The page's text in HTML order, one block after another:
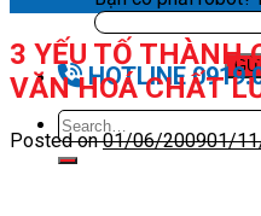
HOTLINE
3 YẾU TỐ THÀNH
VĂN HOÁ CHẤT
Posted on01/06/200901/